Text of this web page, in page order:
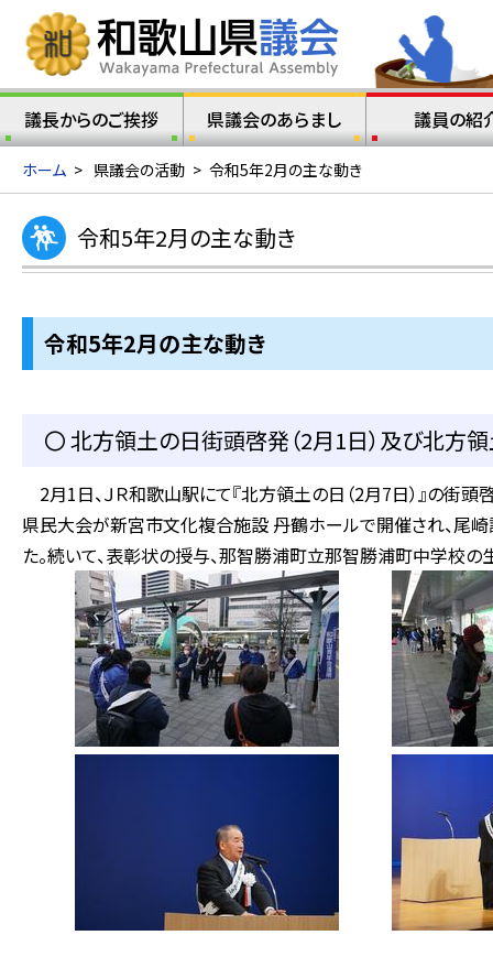
議長からのご挨拶 県議会のあらまし 議員の紹
ホーム > 県議会の活動 > 令和5年2月の主な動き
令和5年2月の主な動き
令和5年2月の主な動き
〇 北方領土の日街頭啓発（2月1日）及び北方
2月1日、ＪＲ和歌山駅にて『北方領土の日（2月7日）』の
県民大会が新宮市文化複合施設 丹鶴ホールで開催され、尾
た。続いて、表彰状の授与、那智勝浦町立那智勝浦町中学校